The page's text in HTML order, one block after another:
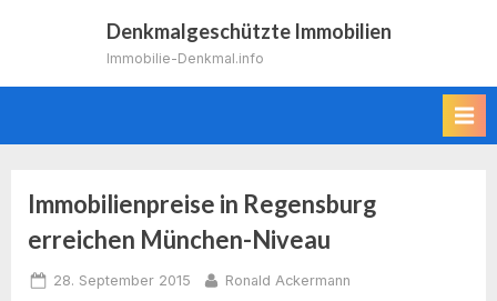
Denkmalgeschützte Immobilien
Immobilie-Denkmal.info
Immobilienpreise in Regensburg
erreichen München-Niveau
Posted
28. September 2015 By
Ronald Ackermann